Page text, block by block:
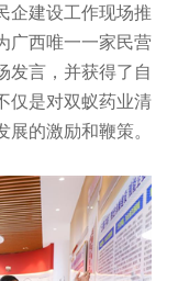
企建设工作现场推
广西唯一一家民营
发言，并获得了自
仅是对双蚁药业清
的激励和鞭策。